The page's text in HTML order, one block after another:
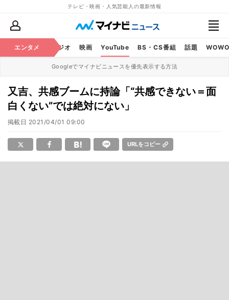
テレビ・映画・人気芸能人の最新情報
エンタメ
テレビ ラジオ 映画 YouTube BS・CS番組 話題
Googleでマイナビニュースを優先表示する方法
又吉、共感ブームに持論「“共感できない＝面
白くない”では絶対にない」
掲載日 2021/04/01 09:00
URLをコピー